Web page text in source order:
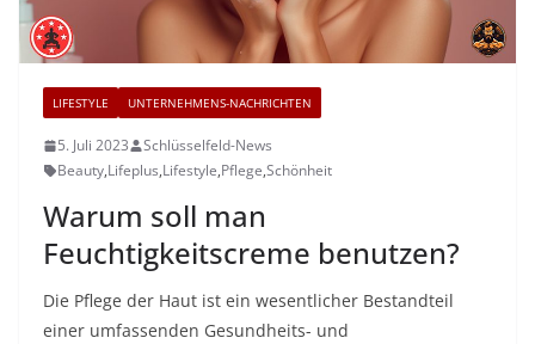
LIFESTYLE UNTERNEHMENS-NACHRICHTEN
5. Juli 2023
Schlüsselfeld-News
Beauty,Lifeplus,Lifestyle,Pflege,Schönheit
Warum soll man
Feuchtigkeitscreme benutzen?
Die Pflege der Haut ist ein wesentlicher Bestandteil
einer umfassenden Gesundheits- und